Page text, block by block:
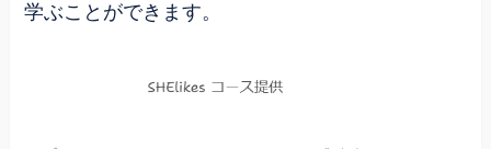
学ぶことができます。